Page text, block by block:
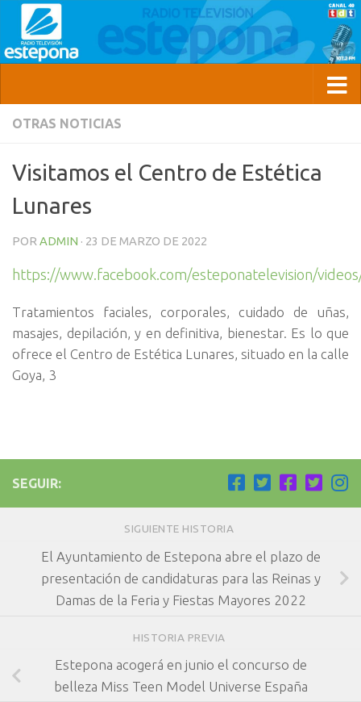
OTRAS NOTICIAS
Visitamos el Centro de Estética
Lunares
POR ADMIN · 23 DE MARZO DE 2022
https://www.facebook.com/esteponatelevision/
Tratamientos faciales, corporales, cuidado de uñas,
masajes, depilación, y en definitiva, bienestar. Es lo que
ofrece el Centro de Estética Lunares, situado en la calle
Goya, 3
SEGUIR:
SIGUIENTE HISTORIA
El Ayuntamiento de Estepona abre el plazo de
presentación de candidaturas para las Reinas y
Damas de la Feria y Fiestas Mayores 2022
HISTORIA PREVIA
Estepona acogerá en junio el concurso de
belleza Miss Teen Model Universe España